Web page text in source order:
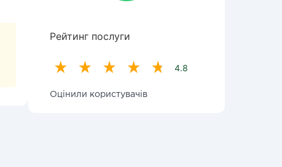
Рейтинг послуги
4.8
Оцінили користувачів